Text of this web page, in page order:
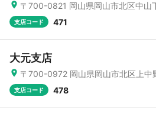
〒700-0821 岡山県岡山市北区中山
支店コード 471
大元支店
〒700-0972 岡山県岡山市北区上中
支店コード 478